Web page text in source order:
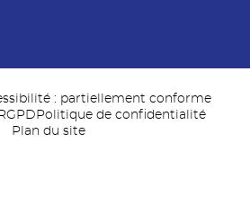
: partiellement conforme
RGPD Politique de confidentialité
Plan du site